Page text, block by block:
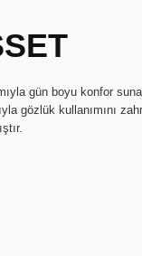
gün boyu konfor
gözlük kullanımını